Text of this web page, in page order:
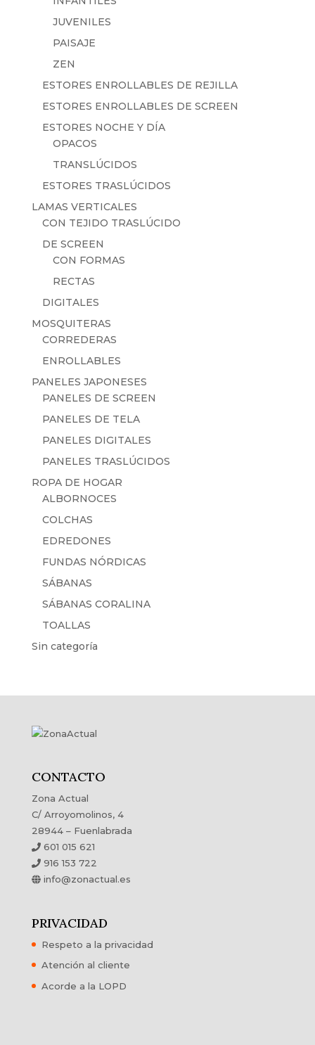
JUVENILES
PAISAJE
ZEN
ESTORES ENROLLABLES DE REJILLA
ESTORES ENROLLABLES DE SCREEN
ESTORES NOCHE Y DÍA
OPACOS
TRANSLÚCIDOS
ESTORES TRASLÚCIDOS
LAMAS VERTICALES
CON TEJIDO TRASLÚCIDO
DE SCREEN
CON FORMAS
RECTAS
DIGITALES
MOSQUITERAS
CORREDERAS
ENROLLABLES
PANELES JAPONESES
PANELES DE SCREEN
PANELES DE TELA
PANELES DIGITALES
PANELES TRASLÚCIDOS
ROPA DE HOGAR
ALBORNOCES
COLCHAS
EDREDONES
FUNDAS NÓRDICAS
SÁBANAS
SÁBANAS CORALINA
TOALLAS
Sin categoría
CONTACTO
Zona Actual
C/ Arroyomolinos, 4
28944 – Fuenlabrada
601 015 621
916 153 722
info@zonactual.es
PRIVACIDAD
Respeto a la privacidad
Atención al cliente
Acorde a la LOPD